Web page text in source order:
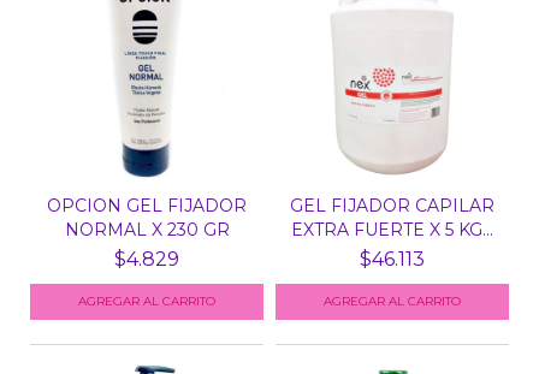
OPCION GEL FIJADOR
NORMAL X 230 GR
$4.829
GEL FIJADOR CAPILAR
EXTRA FUERTE X 5 KG...
$46.113